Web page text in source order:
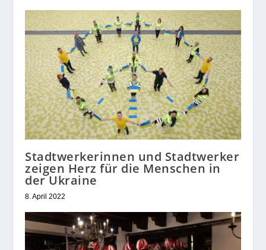
Stadtwerkerinnen und Stadtwerker
zeigen Herz für die Menschen in
der Ukraine
8. April 2022